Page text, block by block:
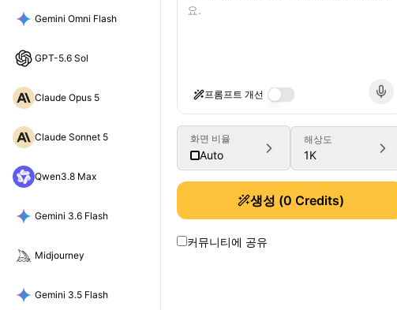
Gemini Omni Flash
GPT-5.6 Sol
Claude Opus 5
Claude Sonnet 5
Qwen3.8 Max
Gemini 3.6 Flash
Midjourney
Gemini 3.5 Flash
요.
프롬프트 개선
화면 비율
Auto
해상도
1K
생성 (0 Credits)
커뮤니티에 공유